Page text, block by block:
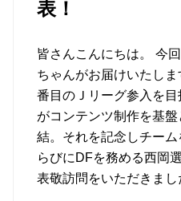
表！
皆さんこんにちは。 今
ちゃんがお届けいたし
番目のＪリーグ参入を
がコンテンツ制作を基
結。それを記念しチー
らびにDFを務める西岡
表敬訪問をいただきま